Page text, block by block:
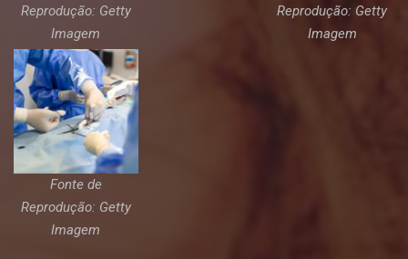
Reprodução: Getty
Imagem
Reprodução: Getty
Imagem
Fonte de
Reprodução: Getty
Imagem